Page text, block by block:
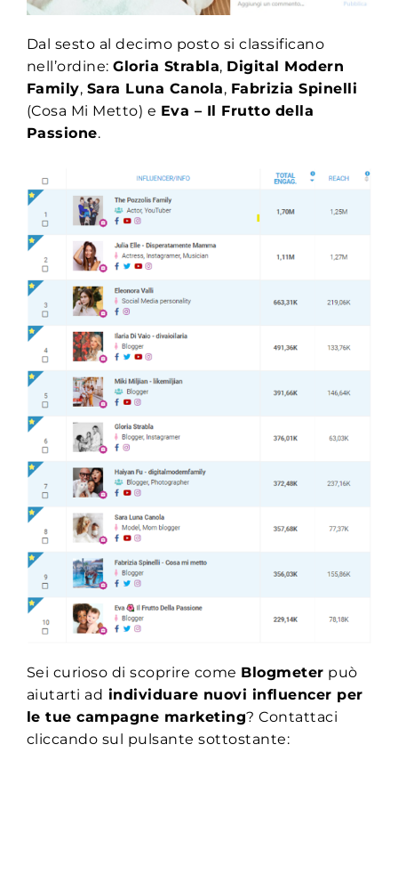
Dal sesto al decimo posto si classificano
nell’ordine:Gloria Strabla, Digital Modern
Family, Sara Luna Canola, Fabrizia Spinelli
(Cosa Mi Metto) e Eva – Il Frutto della
Passione.
Sei curioso di scoprire come Blogmeter può
aiutarti ad individuare nuovi influencer per
le tue campagne marketing? Contattaci
cliccando sul pulsante sottostante: